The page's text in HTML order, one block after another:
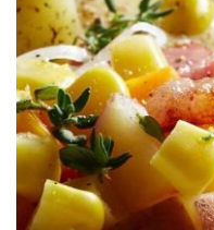
Chowder de